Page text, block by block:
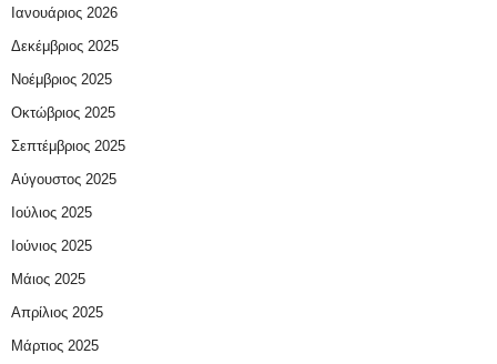
Ιανουάριος 2026
Δεκέμβριος 2025
Νοέμβριος 2025
Οκτώβριος 2025
Σεπτέμβριος 2025
Αύγουστος 2025
Ιούλιος 2025
Ιούνιος 2025
Μάιος 2025
Απρίλιος 2025
Μάρτιος 2025